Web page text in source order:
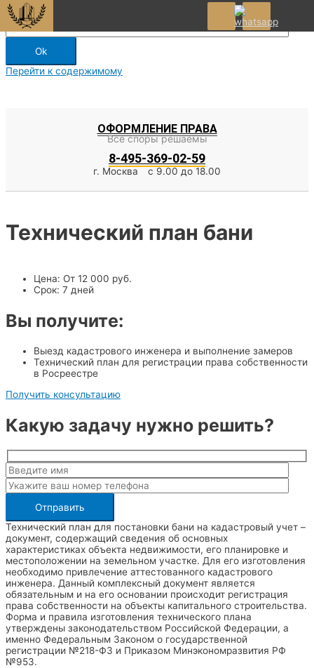
Перейти к содержимому
ОФОРМЛЕНИЕ ПРАВА
Все споры решаемы
8-495-369-02-59
г. Москва с 9.00 до 18.00
Технический план бани
Цена: От 12 000 руб.
Срок: 7 дней
Вы получите:
Выезд кадастрового инженера и выполнение замеров
Технический план для регистрации права собственности
в Росреестре
Получить консультацию
Какую задачу нужно решить?
Технический план для постановки бани на кадастровый учет –
документ, содержащий сведения об основных
характеристиках объекта недвижимости, его планировке и
местоположении на земельном участке. Для его изготовления
необходимо привлечение аттестованного кадастрового
инженера. Данный комплексный документ является
обязательным и на его основании происходит регистрация
права собственности на объекты капитального строительства.
Форма и правила изготовления технического плана
утверждены законодательством Российской Федерации, а
именно Федеральным Законом о государственной
регистрации №218-ФЗ и Приказом Минэкономразвития РФ
№953.